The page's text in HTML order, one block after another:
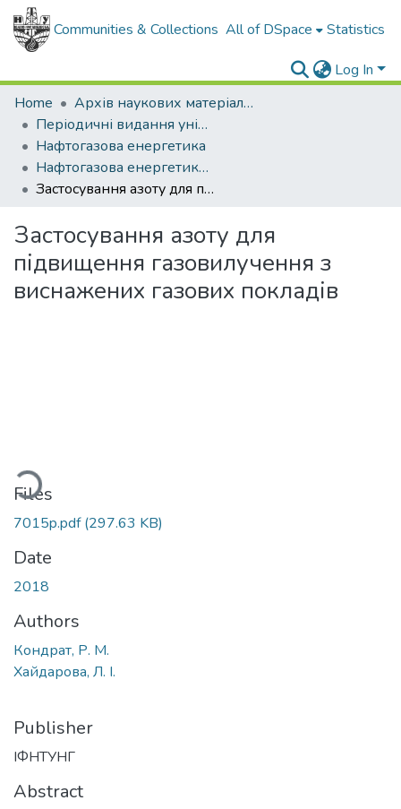
Communities & Collections All of DSpace Statistics
Log In
Home
Архів наукових матеріалів
Періодичні видання університету
Нафтогазова енергетика
Нафтогазова енергетика - 2018 - № 2.
Застосування азоту для підвищення газовилучення з виснажених газових покладів
Застосування азоту для
підвищення газовилучення з
виснажених газових покладів
Loading...
Files
7015p.pdf(297.63 KB)
Date
2018
Authors
Кондрат, Р. М.
Хайдарова, Л. І.
Publisher
ІФНТУНГ
Abstract